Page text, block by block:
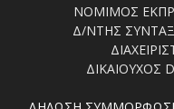
ΝΟΜΙΜΟΣ
Δ/ΝΤΗΣ
ΔΙΚΑΙΟΥΧΟΣ